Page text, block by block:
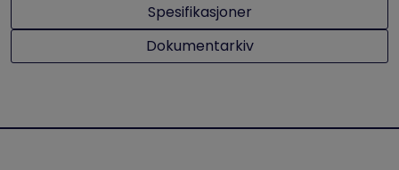
Spesifikasjoner
Dokumentarkiv